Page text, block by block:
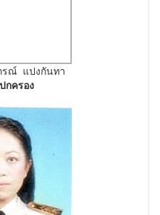
รณ์ แปงกันทา
กครอง